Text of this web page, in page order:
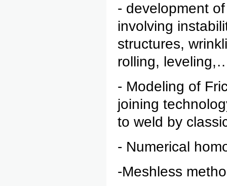
- development
involving
structures,
rolling,
- Modeling of
joining
to weld by
- Numerical
-Meshless